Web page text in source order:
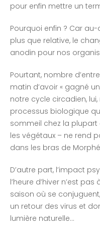
pour enfin mettre un
Pourquoi enfin ? Car
plus que relative, le
anodin pour nos
Pourtant, nombre
matin d’avoir « gagné
notre cycle circadien, lui,
processus biologique
sommeil chez la
les végétaux – ne rend
dans les bras de
D’autre part, l’impact
l’heure d’hiver n’est
saison où se
un retour des virus et
lumière naturelle…